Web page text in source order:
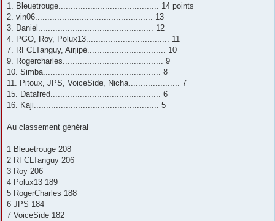
g
1. Bleuetrouge......................................... 14 points
2. vin06................................................ 13
3. Daniel............................................... 12
4. PGO, Roy, Polux13.................................. 11
7. RFCLTanguy, Airjipé................................ 10
9. Rogercharles......................................... 9
10. Simba................................................ 8
11. Pitoux, JPS, VoiceSide, Nicha..................... 7
15. Datafred............................................. 6
16. Kaji................................................... 5
Au classement général
1 Bleuetrouge 208
2 RFCLTanguy 206
3 Roy 206
4 Polux13 189
5 RogerCharles 188
6 JPS 184
7 VoiceSide 182